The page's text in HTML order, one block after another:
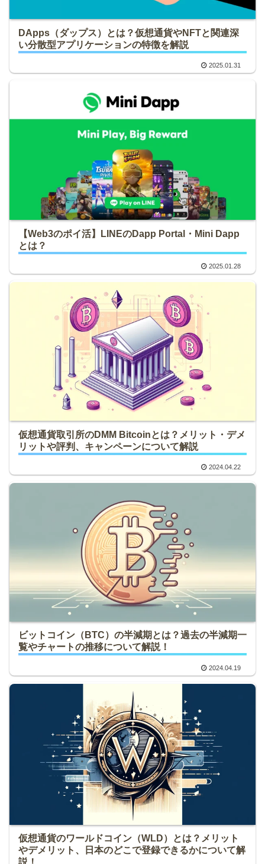
DApps（ダップス）とは？仮想通貨やNFTと関連深
い分散型アプリケーションの特徴を解説
2025.01.31
【Web3のポイ活】LINEのDapp Portal・Mini Dapp
とは？
2025.01.28
仮想通貨取引所のDMM Bitcoinとは？メリット・デメ
リットや評判、キャンペーンについて解説
2024.04.22
ビットコイン（BTC）の半減期とは？過去の半減期一
覧やチャートの推移について解説！
2024.04.19
仮想通貨のワールドコイン（WLD）とは？メリット
やデメリット、日本のどこで登録できるかについて解
説！